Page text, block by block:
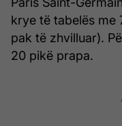
krye të tabelës me
pak të zhvilluar).
20 pikë prapa.